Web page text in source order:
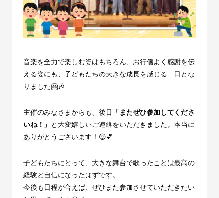
音楽を全力で楽しむ姿はもちろん、お行儀よく感謝を伝
える姿にも、子どもたちの大きな成長を感じる一日とな
りました🤗🎶
主催のみなさまからも、後日
「またぜひ参加してくださ
いね！」 と大変嬉しいご連絡をいただきました。本当に
ありがとうございます！😌💕
子どもたちにとって、大きな舞台で歌ったことは最高の
経験と自信になったはずです。
今後も日程が合えば、ぜひまた参加させていただきたい